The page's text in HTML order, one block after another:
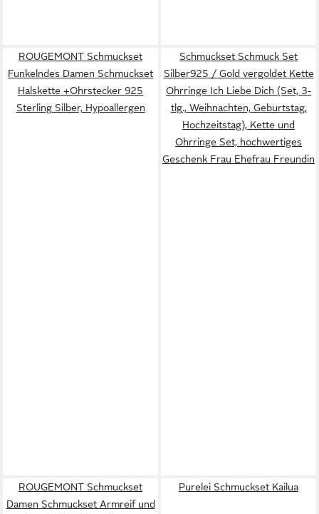
ROUGEMONT Schmuckset
Funkelndes Damen Schmuckset
Halskette +Ohrstecker 925
Sterling Silber, Hypoallergen
Schmuckset Schmuck Set
Silber925 / Gold vergoldet Kette
Ohrringe Ich Liebe Dich (Set, 3-
tlg., Weihnachten, Geburtstag,
Hochzeitstag), Kette und
Ohrringe Set, hochwertiges
Geschenk Frau Ehefrau Freundin
ROUGEMONT Schmuckset
Damen Schmuckset Armreif und
Purelei Schmuckset Kailua